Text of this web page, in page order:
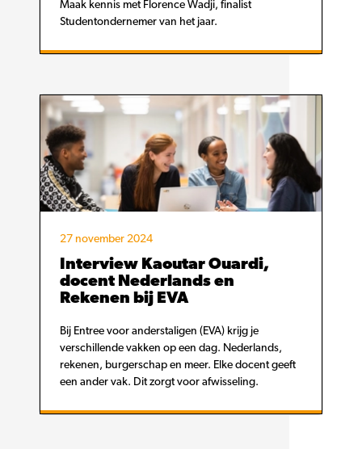
Maak kennis met Florence Wadji, finalist
Studentondernemer van het jaar.
27 november 2024
Interview Kaoutar Ouardi,
docent Nederlands en
Rekenen bij EVA
Bij Entree voor anderstaligen (EVA) krijg je
verschillende vakken op een dag. Nederlands,
rekenen, burgerschap en meer. Elke docent geeft
een ander vak. Dit zorgt voor afwisseling.